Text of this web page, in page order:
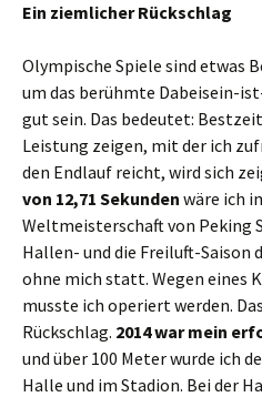
Ein ziemlicher Rückschlag
Olympische Spiele sind etwas
um das berühmte Dabeisein-
gut sein. Das bedeutet:
Leistung zeigen, mit der ich
den Endlauf reicht, wird sich
von 12,71 Sekunden wäre ich
Weltmeisterschaft von Peking
Hallen- und die Freiluft-Saison
ohne mich statt. Wegen eines
musste ich operiert werden.
Rückschlag. 2014 war mein
und über 100 Meter wurde ich
Halle und im Stadion. Bei der